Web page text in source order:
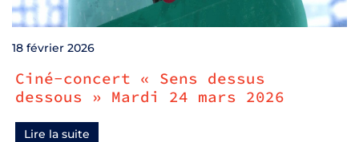
18 février 2026
Ciné-concert « Sens dessus
dessous » Mardi 24 mars 2026
Lire la suite